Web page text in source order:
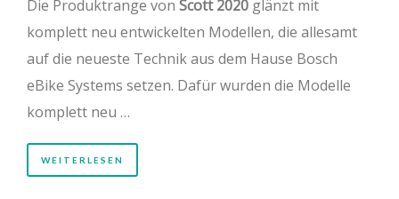
Die Produktrange von Scott 2020 glänzt mit
komplett neu entwickelten Modellen, die allesamt
auf die neueste Technik aus dem Hause Bosch
eBike Systems setzen. Dafür wurden die Modelle
komplett neu …
WEITERLESEN